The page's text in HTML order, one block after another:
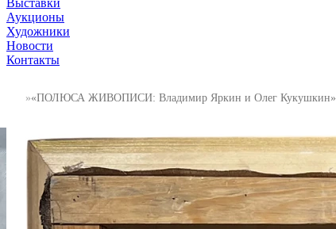
Выставки
Аукционы
Художники
Новости
Контакты
«ПОЛЮСА ЖИВОПИСИ: Владимир Яркин и Олег Кукушкин»